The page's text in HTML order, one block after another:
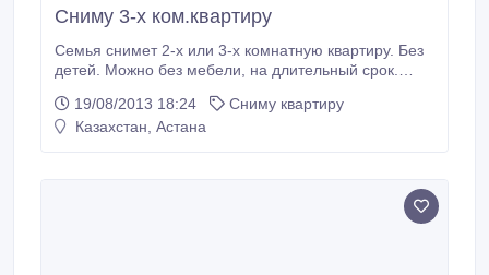
Сниму 3-х ком.квартиру
Семья снимет 2-х или 3-х комнатную квартиру. Без
детей. Можно без мебели, на длительный срок.
гарантирую. Карлыгаш 87012441071 87751094358.
19/08/2013 18:24
Сниму квартиру
Казахстан, Астана